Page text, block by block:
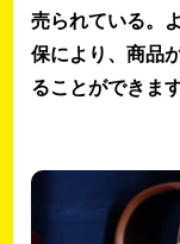
売られている。
保により、商品
ることができます